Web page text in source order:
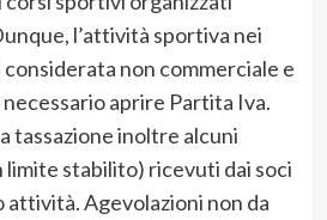
l’attività sportiva nei
non commerciale e
aprire Partita Iva.
tassazione inoltre alcuni
limite stabilito) ricevuti dai soci
Agevolazioni non da